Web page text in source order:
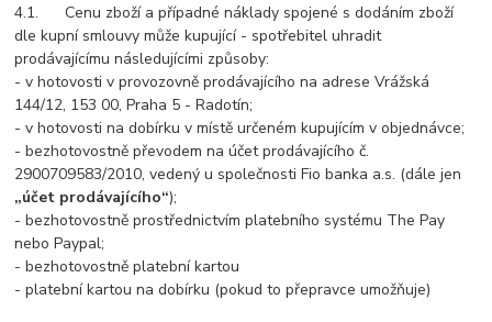
4.1. Cenu zboží a případné náklady spojené s dodáním zboží
dle kupní smlouvy může kupující - spotřebitel uhradit
prodávajícímu následujícími způsoby:
- v hotovosti v provozovně prodávajícího na adrese Vrážská
144/12, 153 00, Praha 5 - Radotín;
- v hotovosti na dobírku v místě určeném kupujícím v objednávce;
- bezhotovostně převodem na účet prodávajícího č.
2900709583/2010, vedený u společnosti Fio banka a.s. (dále jen
„účet prodávajícího“);
- bezhotovostně prostřednictvím platebního systému The Pay
nebo Paypal;
- bezhotovostně platební kartou
- platební kartou na dobírku (pokud to přepravce umožňuje)